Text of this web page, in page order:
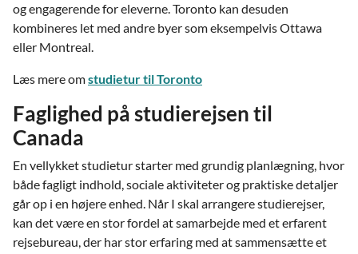
og engagerende for eleverne. Toronto kan desuden
kombineres let med andre byer som eksempelvis Ottawa
eller Montreal.
Læs mere omstudietur til Toronto
Faglighed på studierejsen til
Canada
En vellykket studietur starter med grundig planlægning, hvor
både fagligt indhold, sociale aktiviteter og praktiske detaljer
går op i en højere enhed. Når I skal arrangere studierejser,
kan det være en stor fordel at samarbejde med et erfarent
rejsebureau, der har stor erfaring med at sammensætte et